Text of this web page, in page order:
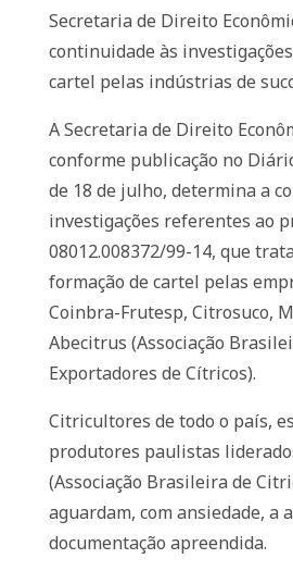
Secretaria de Direito
continuidade às
cartel pelas indústrias de
A Secretaria de Direito
conforme publicação no
de 18 de julho, determina a
investigações referentes ao
08012.008372/99-14, que
formação de cartel pelas
Coinbra-Frutesp, Citrosuco,
Abecitrus (Associação
Exportadores de Cítricos).
Citricultores de todo o país,
produtores paulistas
(Associação Brasileira de
aguardam, com ansiedade, a
documentação apreendida.